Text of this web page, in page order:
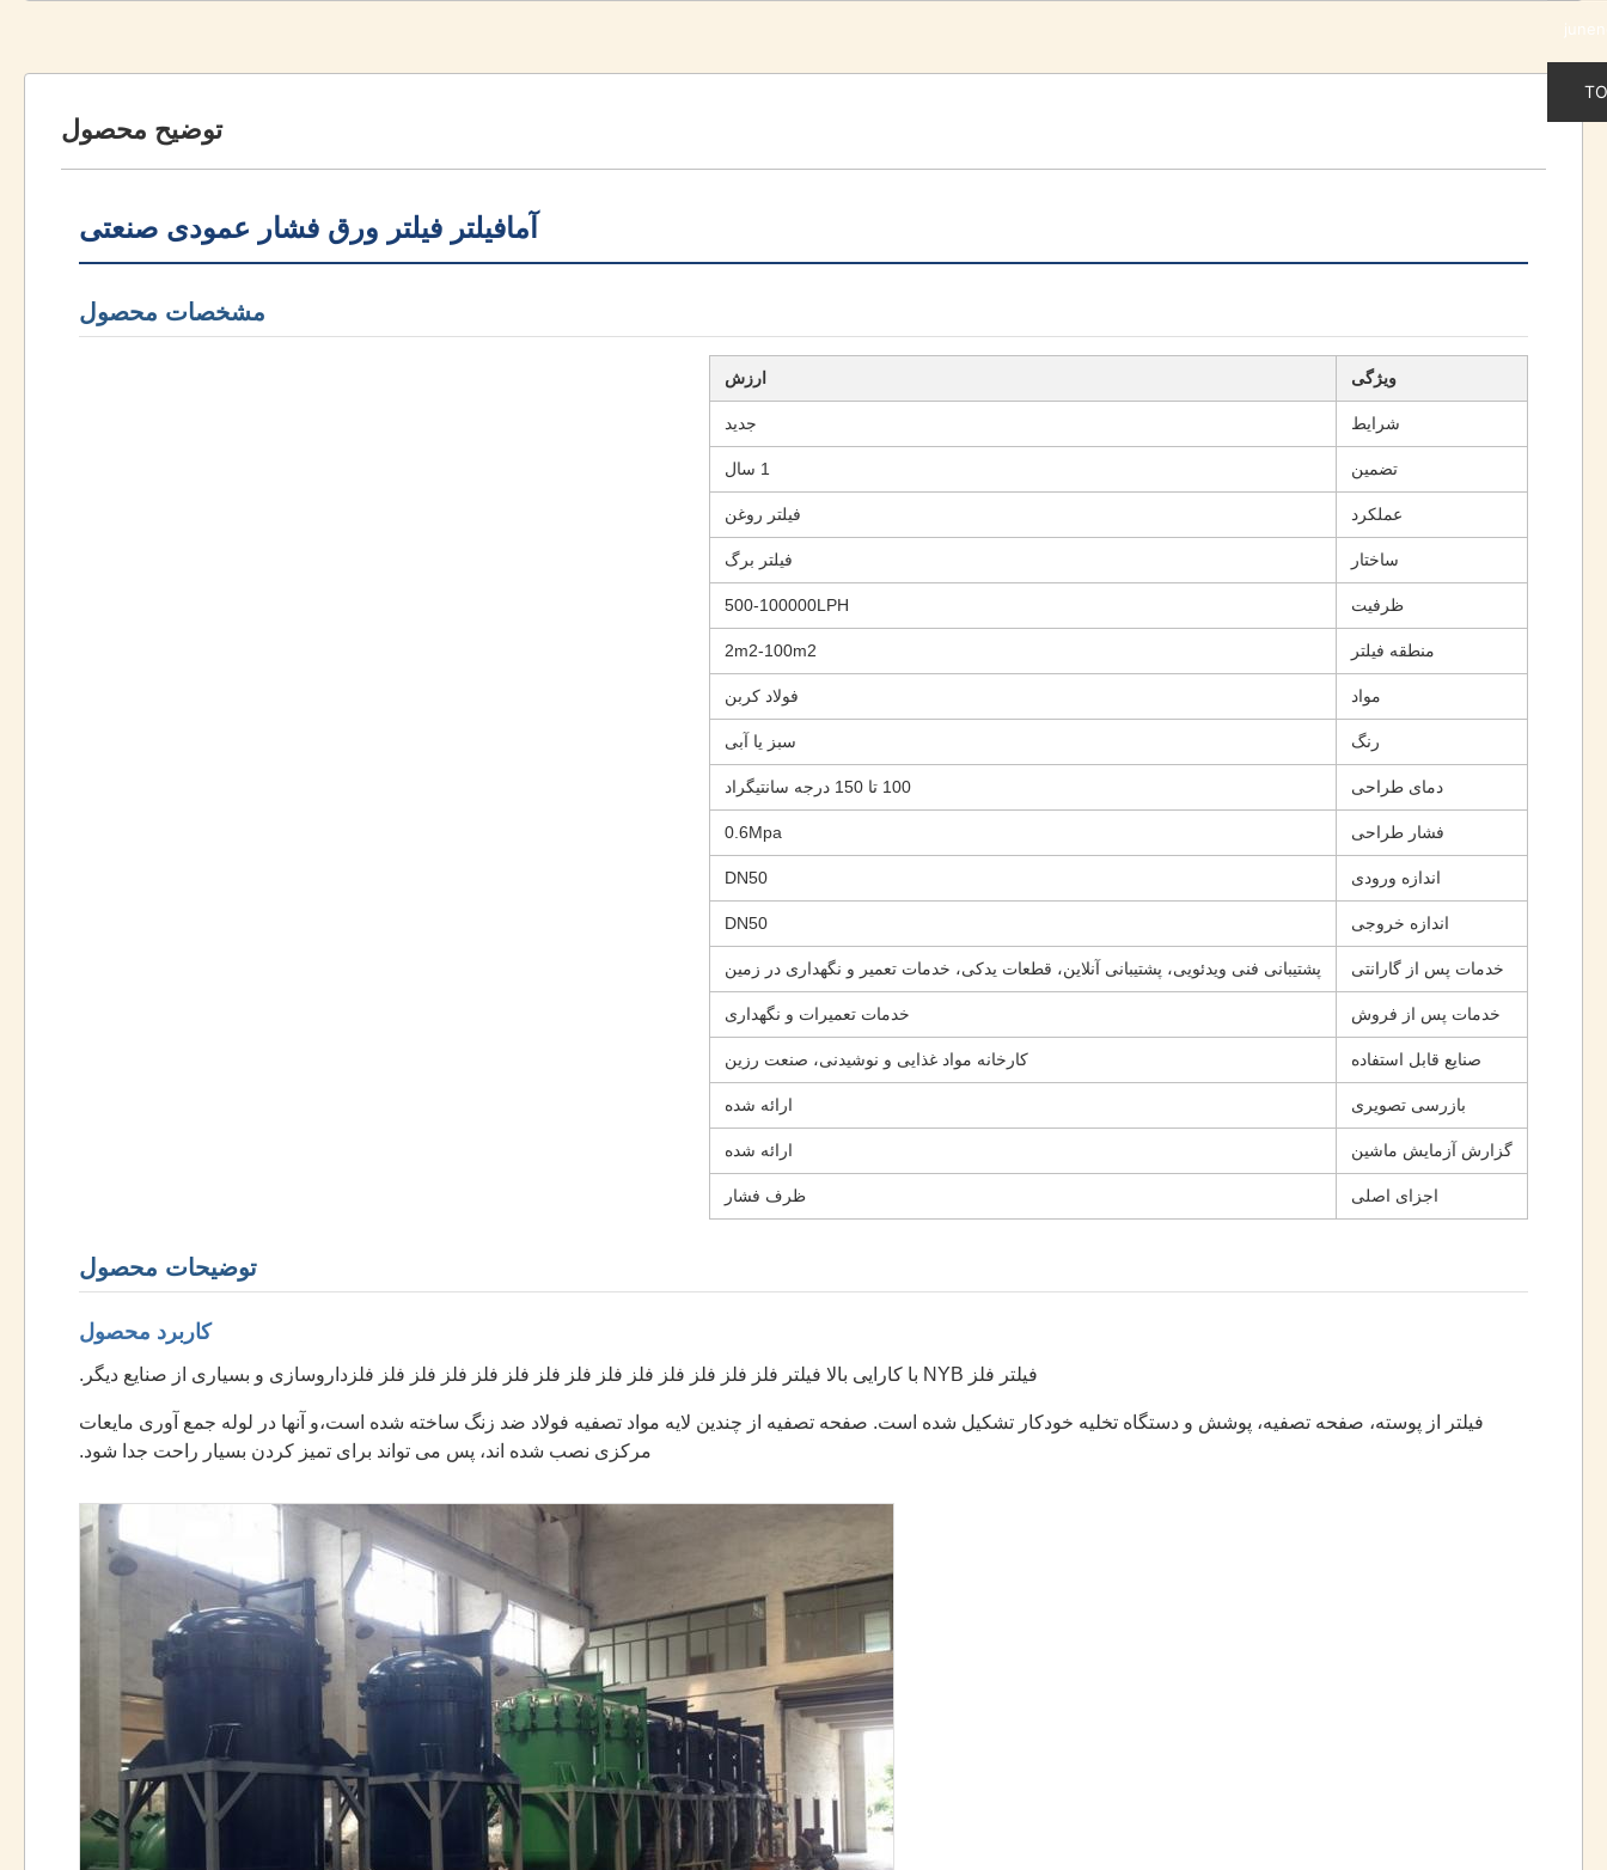
توضیح محصول
آمافیلتر فیلتر ورق فشار عمودی صنعتی
مشخصات محصول
ویژگی ارزش
شرایط جدید
تضمین 1 سال
عملکرد فیلتر روغن
ساختار فیلتر برگ
ظرفیت 500-100000LPH
منطقه فیلتر 2m2-100m2
مواد فولاد کربن
رنگ سبز یا آبی
دمای طراحی 100 تا 150 درجه سانتیگراد
فشار طراحی 0.6Mpa
اندازه ورودی DN50
اندازه خروجی DN50
خدمات پس از گارانتی پشتیبانی فنی ویدئویی، پشتیبانی آنلاین، قطعات یدکی، خدمات تعمیر و نگهداری در زمین
خدمات پس از فروش خدمات تعمیرات و نگهداری
صنایع قابل استفاده کارخانه مواد غذایی و نوشیدنی، صنعت رزین
بازرسی تصویری ارائه شده
گزارش آزمایش ماشین ارائه شده
اجزای اصلی ظرف فشار
توضیحات محصول
کاربرد محصول
فیلتر فلز NYB با کارایی بالا فیلتر فلز فلز فلز فلز فلز فلز فلز فلز فلز فلز فلز فلز فلز فلزداروسازی و بسیاری از صنایع دیگر.
فیلتر از پوسته، صفحه تصفیه، پوشش و دستگاه تخلیه خودکار تشکیل شده است. صفحه تصفیه از چندین لایه مواد تصفیه فولاد ضد زنگ ساخته شده است،و آنها در لوله جمع آوری مایعات
مرکزی نصب شده اند، پس می تواند برای تمیز کردن بسیار راحت جدا شود.